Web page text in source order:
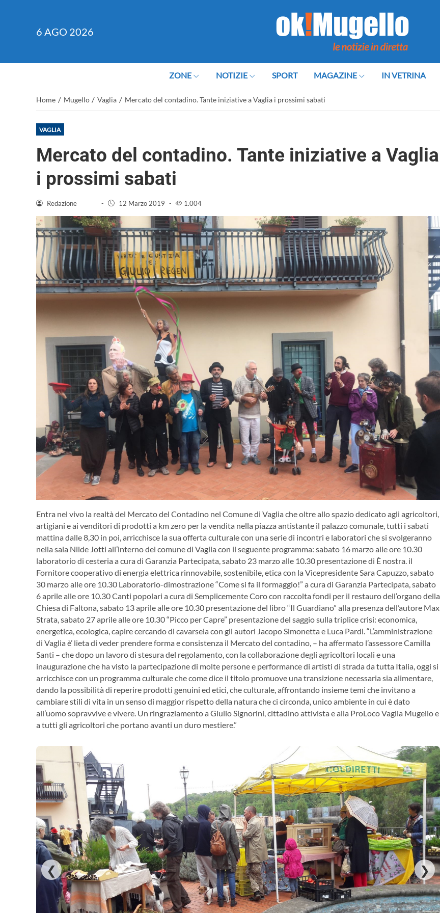
6 AGO 2026
ZONE NOTIZIE SPORT MAGAZINE IN VETRINA
Home / Mugello / Vaglia / Mercato del contadino. Tante iniziative a Vaglia i prossimi sabati
VAGLIA
Mercato del contadino. Tante iniziative a Vaglia
i prossimi sabati
Redazione - 12 Marzo 2019 - 1.004
Entra nel vivo la realtà del Mercato del Contadino nel Comune di Vaglia che oltre allo spazio dedicato agli agricoltori,
artigiani e ai venditori di prodotti a km zero per la vendita nella piazza antistante il palazzo comunale, tutti i sabati
mattina dalle 8,30 in poi, arricchisce la sua offerta culturale con una serie di incontri e laboratori che si svolgeranno
nella sala Nilde Jotti all’interno del comune di Vaglia con il seguente programma: sabato 16 marzo alle ore 10.30
laboratorio di cesteria a cura di Garanzia Partecipata, sabato 23 marzo alle 10.30 presentazione di È nostra. il
Fornitore cooperativo di energia elettrica rinnovabile, sostenibile, etica con la Vicepresidente Sara Capuzzo, sabato
30 marzo alle ore 10.30 Laboratorio-dimostrazione “Come si fa il formaggio!” a cura di Garanzia Partecipata, sabato
6 aprile alle ore 10.30 Canti popolari a cura di Semplicemente Coro con raccolta fondi per il restauro dell’organo della
Chiesa di Faltona, sabato 13 aprile alle ore 10.30 presentazione del libro “Il Guardiano” alla presenza dell’autore Max
Strata, sabato 27 aprile alle ore 10.30 “Picco per Capre” presentazione del saggio sulla triplice crisi: economica,
energetica, ecologica, capire cercando di cavarsela con gli autori Jacopo Simonetta e Luca Pardi.“L’amministrazione
di Vaglia è’ lieta di veder prendere forma e consistenza il Mercato del contadino, – ha affermato l’assessore Camilla
Santi – che dopo un lavoro di stesura del regolamento, con la collaborazione degli agricoltori locali e una
inaugurazione che ha visto la partecipazione di molte persone e performance di artisti di strada da tutta Italia, oggi si
arricchisce con un programma culturale che come dice il titolo promuove una transizione necessaria sia alimentare,
dando la possibilità di reperire prodotti genuini ed etici, che culturale, affrontando insieme temi che invitano a
cambiare stili di vita in un senso di maggior rispetto della natura che ci circonda, unico ambiente in cui è dato
all’uomo sopravvive e vivere. Un ringraziamento a Giulio Signorini, cittadino attivista e alla ProLoco Vaglia Mugello e
a tutti gli agricoltori che portano avanti un duro mestiere.”
❮ ❯